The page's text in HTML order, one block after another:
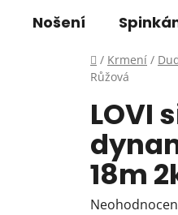
Nošení
Domů
/ Krmení /
Růžová
LOVI
18m
Průměrné